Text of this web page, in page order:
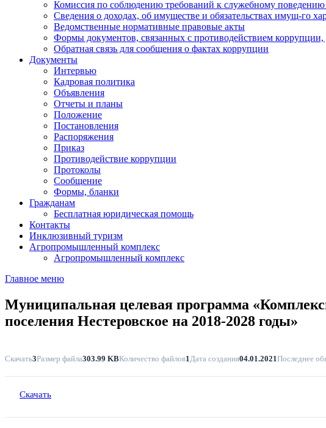
Комиссия по соблюдению требований к служебному
Сведения о доходах, об имуществе и обязательствах имущ-го
Ведомственные нормативные правовые акты
Формы документов, связанных с противодействием коррупции,
Обратная связь для сообщения о фактах коррупции
Документы
Интервью
Кадровая политика
Объявления
Отчеты и планы
Положение
Постановления
Распоряжения
Приказ
Противодействие коррупции
Протоколы
Сообщение
Формы, бланки
Гражданам
Бесплатная юридическая помощь
Контакты
Инклюзивный туризм
Агропромышленный комплекс
Агропромышленный комплекс
Главное меню
Муниципальная целевая программа
поселения Нестеровское на 2018-2028 годы»
Скачать3Размер файла303.99 KBКоличество файлов1 Дата создания04.01.2021Последнее
Скачать